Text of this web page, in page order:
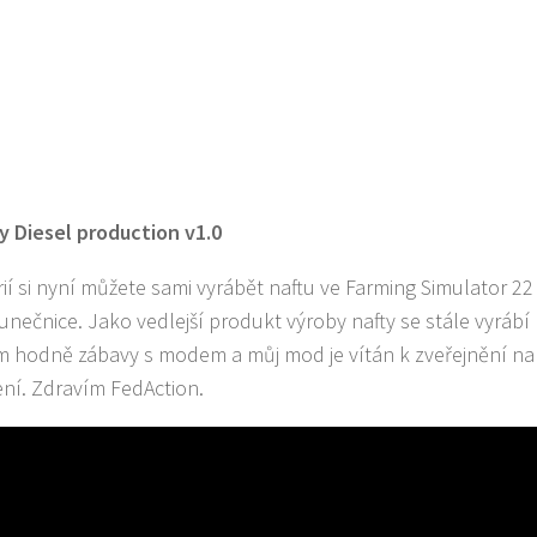
Diesel production v1.0
si nyní můžete sami vyrábět naftu ve Farming Simulator
Jako vedlejší produkt výroby nafty se stále
hodně zábavy s modem a můj mod je vítán k zveřejnění
Zdravím FedAction.